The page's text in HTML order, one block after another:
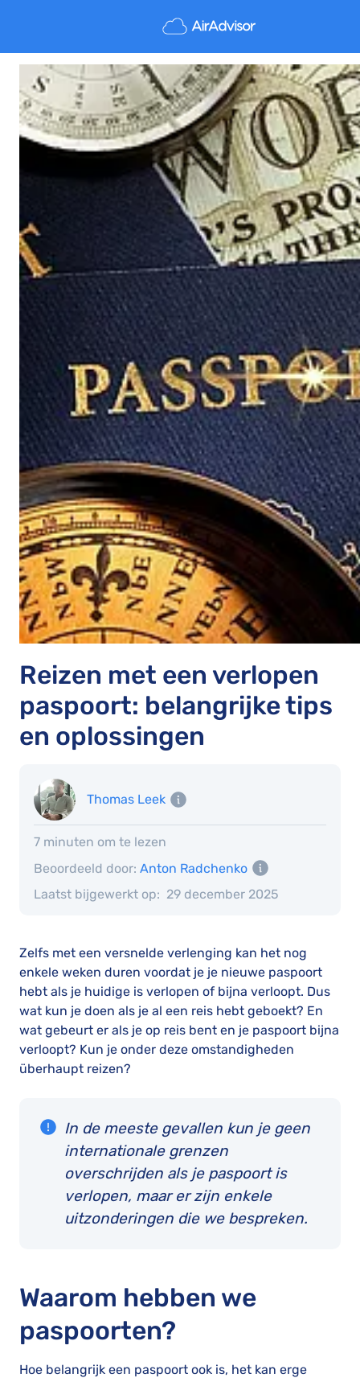
Reizen met een verlopen
paspoort: belangrijke tips
en oplossingen
Thomas Leek
7 minuten om te lezen
Laatst bijgewerkt op: 29 december 2025
Beoordeeld door: Anton Radchenko
Zelfs met een versnelde verlenging kan het nog
enkele weken duren voordat je je nieuwe paspoort
hebt als je huidige is verlopen of bijna verloopt. Dus
wat kun je doen als je al een reis hebt geboekt? En
wat gebeurt er als je op reis bent en je paspoort bijna
verloopt? Kun je onder deze omstandigheden
überhaupt reizen?
In de meeste gevallen kun je geen
internationale grenzen
overschrijden als je paspoort is
verlopen, maar er zijn enkele
uitzonderingen die we bespreken.
Waarom hebben we
paspoorten?
Hoe belangrijk een paspoort ook is, het kan erge